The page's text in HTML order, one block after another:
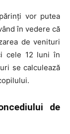
vor putea
în vedere că
de venituri
cele 12 luni în
se calculează
de